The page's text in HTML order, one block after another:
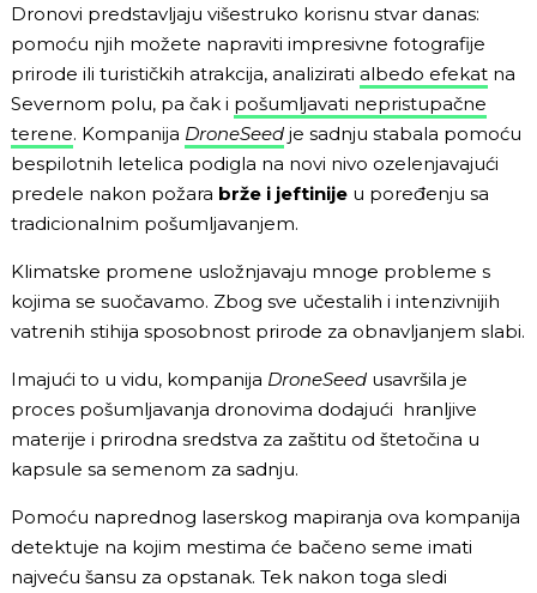
Dronovi predstavljaju višestruko korisnu stvar danas:
pomoću njih možete napraviti impresivne fotografije
prirode ili turističkih atrakcija, analizirati albedo efekat na
Severnom polu, pa čak i pošumljavati nepristupačne
terene. Kompanija DroneSeed je sadnju stabala pomoću
bespilotnih letelica podigla na novi nivo ozelenjavajući
predele nakon požara brže i jeftinije u poređenju sa
tradicionalnim pošumljavanjem.
Klimatske promene usložnjavaju mnoge probleme s
kojima se suočavamo. Zbog sve učestalih i intenzivnijih
vatrenih stihija sposobnost prirode za obnavljanjem slabi.
Imajući to u vidu, kompanija DroneSeed usavršila je
proces pošumljavanja dronovima dodajući hranljive
materije i prirodna sredstva za zaštitu od štetočina u
kapsule sa semenom za sadnju.
Pomoću naprednog laserskog mapiranja ova kompanija
detektuje na kojim mestima će bačeno seme imati
najveću šansu za opstanak. Tek nakon toga sledi